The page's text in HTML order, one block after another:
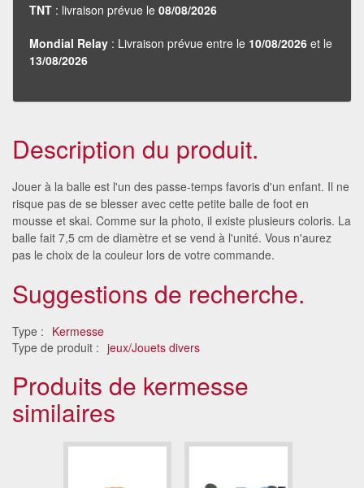
TNT : livraison prévue le 08/08/2026
Mondial Relay : Livraison prévue entre le 10/08/2026 et le
13/08/2026
Description du produit.
Jouer à la balle est l'un des passe-temps favoris d'un enfant. Il ne
risque pas de se blesser avec cette petite balle de foot en
mousse et skai. Comme sur la photo, il existe plusieurs coloris. La
balle fait 7,5 cm de diamètre et se vend à l'unité. Vous n'aurez
pas le choix de la couleur lors de votre commande.
Suggestions de recherche.
Type : Kermesse
Type de produit : jeux/Jouets divers
Produits de kermesse
similaires